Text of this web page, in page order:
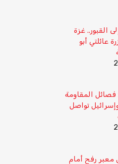
القبور.. غزة
عائلتي أبو
المقاومة
وإسرائيل تواصل
معبر رفح أمام